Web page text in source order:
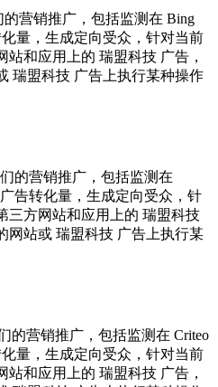
营销推广，包括监测在 Bing
量，生成定向受众，针对当前
和应用上的 瑞盟科技 广告，
瑞盟科技 广告上执行某种操作
的营销推广，包括监测在
告转化量，生成定向受众，针
三方网站和应用上的 瑞盟科技
网站或 瑞盟科技 广告上执行某
的营销推广，包括监测在 Criteo
量，生成定向受众，针对当前
和应用上的 瑞盟科技 广告，